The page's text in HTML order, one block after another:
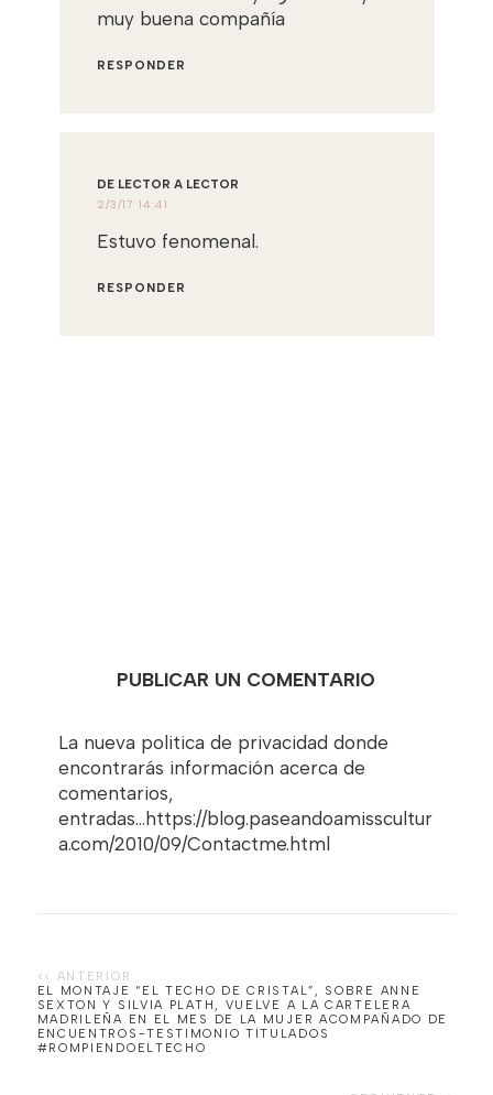
muy buena compañía
RESPONDER
DE LECTOR A LECTOR
2/3/17 14:41
Estuvo fenomenal.
RESPONDER
PUBLICAR UN COMENTARIO
La nueva politica de privacidad donde
encontrarás información acerca de
comentarios,
entradas...https://blog.paseandoamisscultur
a.com/2010/09/Contactme.html
EL MONTAJE “EL TECHO DE CRISTAL”, SOBRE ANNE
SEXTON Y SILVIA PLATH, VUELVE A LA CARTELERA
MADRILEÑA EN EL MES DE LA MUJER ACOMPAÑADO DE
ENCUENTROS-TESTIMONIO TITULADOS
#ROMPIENDOELTECHO